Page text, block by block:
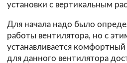
установки с вертикальным
Для начала надо было
работы вентилятора, но с
устанавливается
для данного вентилятора